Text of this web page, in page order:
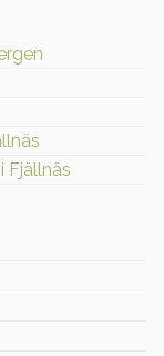
Fjällnäs